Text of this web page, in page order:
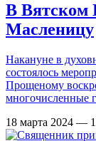
В Вятском
Масленицу
Накануне в
состоялось
Прощеному
многочисленные
18 марта 2024 —